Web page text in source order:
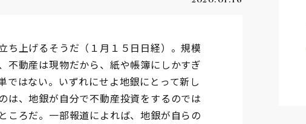
上げるそうだ（１月１５日日経）。規模
不動産は現物だから、紙や帳簿にしかすぎ
はない。いずれにせよ地銀にとって新し
は、地銀が自分で不動産投資をするのでは
ころだ。一部報道によれば、地銀が自らの